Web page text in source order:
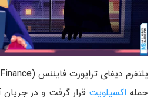
حمله اکسپلویت